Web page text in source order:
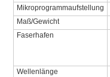
Mikroprogrammaufstellung
Maß/Gewicht
Faserhafen
Wellenlänge